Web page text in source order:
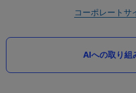
コーポレートサ
AIへの取り組